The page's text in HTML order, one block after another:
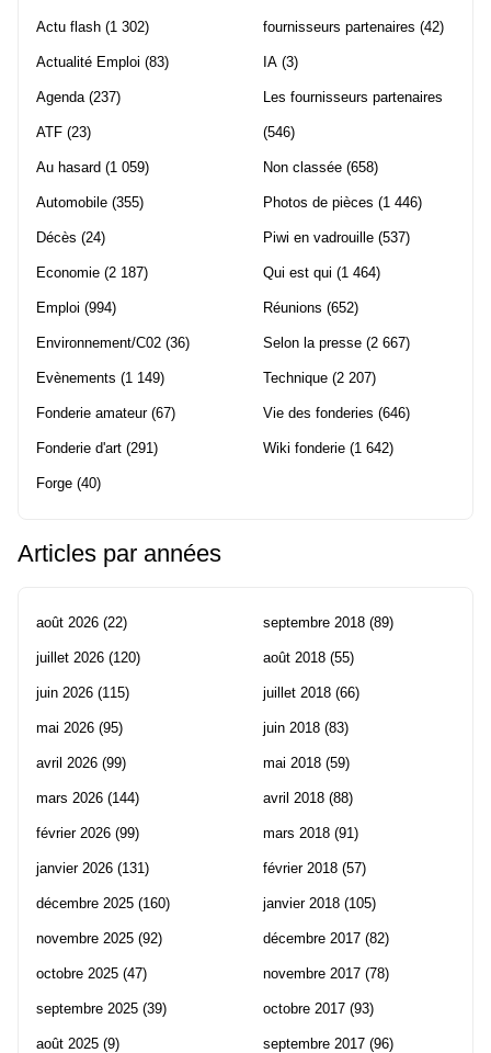
Actu flash (1 302)
Actualité Emploi (83)
Agenda (237)
ATF (23)
Au hasard (1 059)
Automobile (355)
Décès (24)
Economie (2 187)
Emploi (994)
Environnement/C02 (36)
Evènements (1 149)
Fonderie amateur(67)
Fonderie d'art (291)
Forge (40)
fournisseurs partenaires (42)
IA (3)
Les fournisseurs partenaires
(546)
Non classée (658)
Photos de pièces (1 446)
Piwi en vadrouille (537)
Qui est qui (1 464)
Réunions (652)
Selon la presse (2 667)
Technique (2 207)
Vie des fonderies (646)
Wiki fonderie (1 642)
Articles par années
août 2026 (22)
juillet 2026 (120)
juin 2026 (115)
mai 2026 (95)
avril 2026 (99)
mars 2026 (144)
février 2026 (99)
janvier 2026 (131)
décembre 2025 (160)
novembre 2025 (92)
octobre 2025 (47)
septembre 2025 (39)
août 2025 (9)
septembre 2018 (89)
août 2018 (55)
juillet 2018 (66)
juin 2018 (83)
mai 2018 (59)
avril 2018 (88)
mars 2018 (91)
février 2018 (57)
janvier 2018 (105)
décembre 2017 (82)
novembre 2017 (78)
octobre 2017 (93)
septembre 2017 (96)